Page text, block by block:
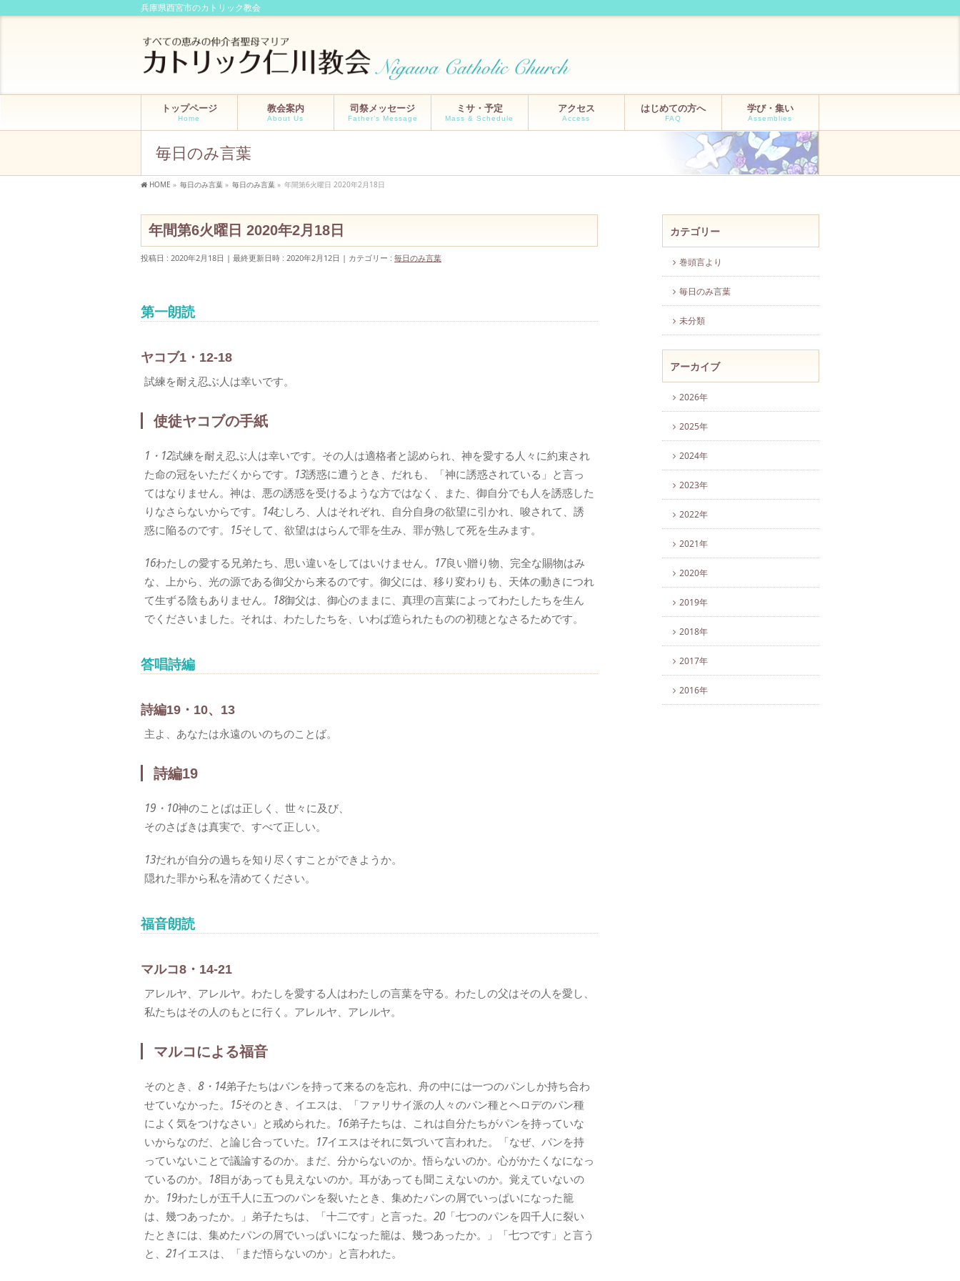
兵庫県西宮市のカトリック教会
トップページ
Home
教会案内
About Us
司祭メッセージ
Father’s Message
ミサ・予定
Mass & Schedule
アクセス
Access
はじめての方へ
FAQ
学び・集い
Assemblies
毎日のみ言葉
HOME » 毎日のみ言葉 » 毎日のみ言葉 » 年間第6火曜日 2020年2月18日
年間第6火曜日 2020年2月18日
投稿日 : 2020年2月18日 最終更新日時 : 2020年2月12日 カテゴリー : 毎日のみ言葉
第一朗読
ヤコブ1・12-18
試練を耐え忍ぶ人は幸いです。
使徒ヤコブの手紙
1・12試練を耐え忍ぶ人は幸いです。その人は適格者と認められ、神を愛する人々に約束され
た命の冠をいただくからです。 13誘惑に遭うとき、だれも、「神に誘惑されている」と言っ
てはなりません。神は、悪の誘惑を受けるような方ではなく、また、御自分でも人を誘惑した
りなさらないからです。 14むしろ、人はそれぞれ、自分自身の欲望に引かれ、唆されて、誘
惑に陥るのです。 15そして、欲望ははらんで罪を生み、罪が熟して死を生みます。
16わたしの愛する兄弟たち、思い違いをしてはいけません。 17良い贈り物、完全な賜物はみ
な、上から、光の源である御父から来るのです。御父には、移り変わりも、天体の動きにつれ
て生ずる陰もありません。 18御父は、御心のままに、真理の言葉によってわたしたちを生ん
でくださいました。それは、わたしたちを、いわば造られたものの初穂となさるためです。
答唱詩編
詩編19・10、13
主よ、あなたは永遠のいのちのことば。
詩編19
19・10神のことばは正しく、世々に及び、
そのさばきは真実で、すべて正しい。
13だれが自分の過ちを知り尽くすことができようか。
隠れた罪から私を清めてください。
福音朗読
マルコ8・14-21
アレルヤ、アレルヤ。わたしを愛する人はわたしの言葉を守る。わたしの父はその人を愛し、
私たちはその人のもとに行く。アレルヤ、アレルヤ。
マルコによる福音
そのとき、 8・14弟子たちはパンを持って来るのを忘れ、舟の中には一つのパンしか持ち合わ
せていなかった。 15そのとき、イエスは、「ファリサイ派の人々のパン種とヘロデのパン種
によく気をつけなさい」と戒められた。 16弟子たちは、これは自分たちがパンを持っていな
いからなのだ、と論じ合っていた。 17イエスはそれに気づいて言われた。「なぜ、パンを持
っていないことで議論するのか。まだ、分からないのか。悟らないのか。心がかたくなになっ
ているのか。 18目があっても見えないのか。耳があっても聞こえないのか。覚えていないの
か。 19わたしが五千人に五つのパンを裂いたとき、集めたパンの屑でいっぱいになった籠
は、幾つあったか。」弟子たちは、「十二です」と言った。 20「七つのパンを四千人に裂い
たときには、集めたパンの屑でいっぱいになった籠は、幾つあったか。」「七つです」と言う
と、 21イエスは、「まだ悟らないのか」と言われた。
カテゴリー
巻頭言より
毎日のみ言葉
未分類
アーカイブ
2026年
2025年
2024年
2023年
2022年
2021年
2020年
2019年
2018年
2017年
2016年